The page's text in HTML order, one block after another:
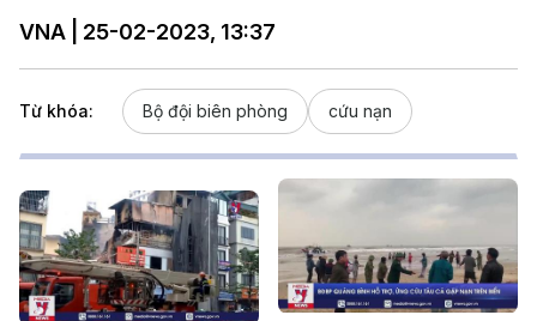
VNA | 25-02-2023, 13:37
Từ khóa: Bộ đội biên phòng cứu nạn